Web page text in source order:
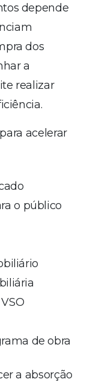
depende
dos
a
realizar
acelerar
o público
de obra
a absorção